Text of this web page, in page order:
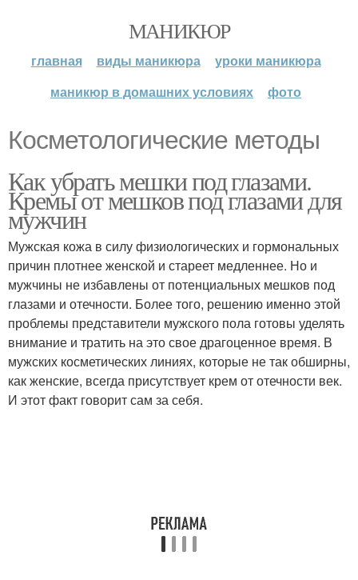
МАНИКЮР
главная виды маникюра
уроки маникюра
маникюр в домашних условиях
фото
Косметологические методы
Как убрать мешки под глазами.
Кремы от мешков под глазами для
мужчин
Мужская кожа в силу физиологических и гормональных
причин плотнее женской и стареет медленнее. Но и
мужчины не избавлены от потенциальных мешков под
глазами и отечности. Более того, решению именно этой
проблемы представители мужского пола готовы уделять
внимание и тратить на это свое драгоценное время. В
мужских косметических линиях, которые не так обширны,
как женские, всегда присутствует крем от отечности век.
И этот факт говорит сам за себя.